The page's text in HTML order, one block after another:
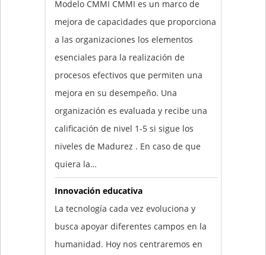
Modelo CMMI CMMI es un marco de
mejora de capacidades que proporciona
a las organizaciones los elementos
esenciales para la realización de
procesos efectivos que permiten una
mejora en su desempeño. Una
organización es evaluada y recibe una
calificación de nivel 1-5 si sigue los
niveles de Madurez . En caso de que
quiera la…
Innovación educativa
La tecnología cada vez evoluciona y
busca apoyar diferentes campos en la
humanidad. Hoy nos centraremos en